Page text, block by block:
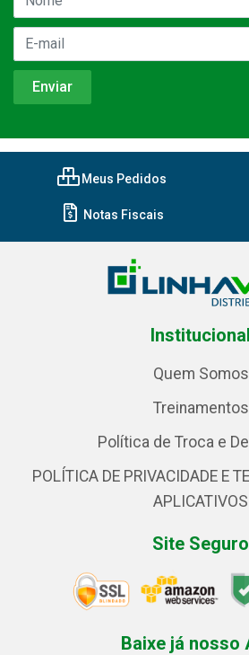
Meus Pedidos
Notas Fiscais
Institucional
Quem Somos
Treinamentos
Política de Troca e
POLÍTICA DE PRIVACIDADE E
APLICATIVOS
Site Seguro
Baixe já nosso